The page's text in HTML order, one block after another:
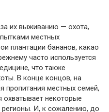
их выживанию — охота,
местных
плантации бананов, какао
часто используется
что также
В конце концов, на
пропитания местных семей,
охватывает некоторые
И, к сожалению, до